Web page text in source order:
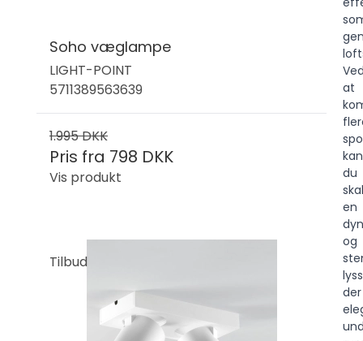
Soho væglampe
LIGHT-POINT
5711389563639
1.995 DKK
Pris fra 798 DKK
Vis produkt
Tilbud
at
kan
du
en
og
der